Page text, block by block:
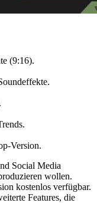
(9:16).
Version.
Social Media
wollen.
kostenlos verfügbar.
Features, die